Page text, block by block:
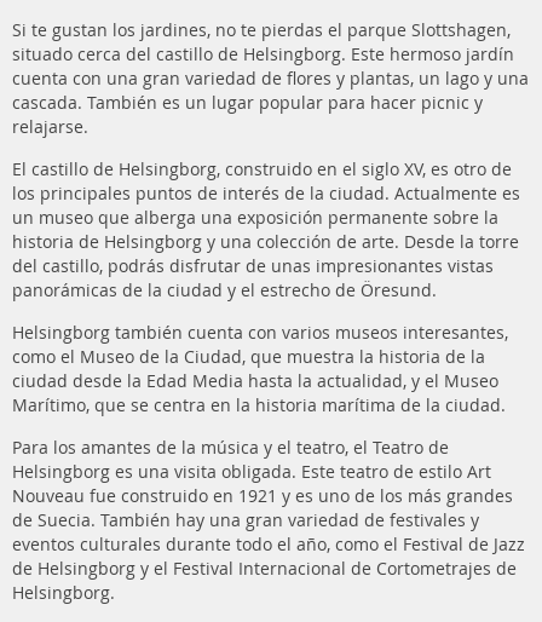
Si te gustan los jardines, no te pierdas el parque Slottshagen,
situado cerca del castillo de Helsingborg. Este hermoso jardín
cuenta con una gran variedad de flores y plantas, un lago y una
cascada. También es un lugar popular para hacer picnic y
relajarse.
El castillo de Helsingborg, construido en el siglo XV, es otro de
los principales puntos de interés de la ciudad. Actualmente es
un museo que alberga una exposición permanente sobre la
historia de Helsingborg y una colección de arte. Desde la torre
del castillo, podrás disfrutar de unas impresionantes vistas
panorámicas de la ciudad y el estrecho de Öresund.
Helsingborg también cuenta con varios museos interesantes,
como el Museo de la Ciudad, que muestra la historia de la
ciudad desde la Edad Media hasta la actualidad, y el Museo
Marítimo, que se centra en la historia marítima de la ciudad.
Para los amantes de la música y el teatro, el Teatro de
Helsingborg es una visita obligada. Este teatro de estilo Art
Nouveau fue construido en 1921 y es uno de los más grandes
de Suecia. También hay una gran variedad de festivales y
eventos culturales durante todo el año, como el Festival de Jazz
de Helsingborg y el Festival Internacional de Cortometrajes de
Helsingborg.